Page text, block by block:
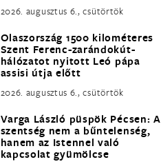
2026. augusztus 6., csütörtök
Olaszország 1500 kilométeres
Szent Ferenc-zarándokút-
hálózatot nyitott Leó pápa
assisi útja előtt
2026. augusztus 6., csütörtök
Varga László püspök Pécsen: A
szentség nem a bűntelenség,
hanem az Istennel való
kapcsolat gyümölcse